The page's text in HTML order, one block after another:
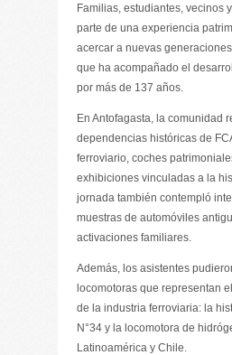
Familias, estudiantes, vecinos
parte de una experiencia
acercar a nuevas
que ha acompañado el
por más de 137 años.
En Antofagasta, la comunidad
dependencias históricas de
ferroviario, coches
exhibiciones vinculadas a la
jornada también contempló
muestras de automóviles
activaciones familiares.
Además, los asistentes
locomotoras que representan
de la industria ferroviaria: la
N°34 y la locomotora de
Latinoamérica y Chile.